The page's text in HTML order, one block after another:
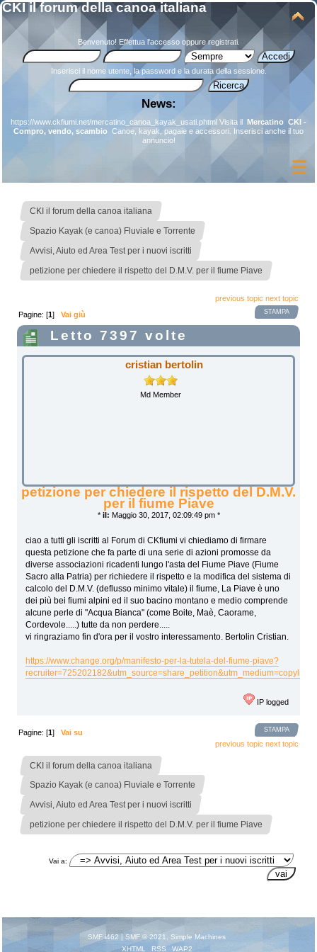
CKI il forum della canoa italiana
Benvenuto! Effettua l'accessooppureregistrati.
Inserisci il nome utente, la password e la durata della sessione.
News:
https://www.ckfiumi.net/mercatino_canoa_kayak_usati.phtml Visita il Mercatino CKI -
Compro, vendo, scambio Canoe, kayak, pagaie e accessori. Inserisci anche il tuo
annuncio!
CKI il forum della canoa italiana
Spazio Kayak (e canoa) Fluviale e Torrente
Avvisi, Aiuto ed Area Test per i nuovi iscritti
petizione per chiedere il rispetto del D.M.V. per il fiume Piave
previous topic next topic
STAMPA
Pagine: [1]Vai giù
Letto 7397 volte
cristian bertolin
Md Member
petizione per chiedere il rispetto del D.M.V.
per il fiume Piave
* il: Maggio 30, 2017, 02:09:49 pm *
ciao a tutti gli iscritti al Forum di CKfiumi vi chiediamo di firmare
questa petizione che fa parte di una serie di azioni promosse da
diverse associazioni ricadenti lungo l'asta del Fiume Piave (Fiume
Sacro alla Patria) per richiedere il rispetto e la modifica del sistema di
calcolo del D.M.V. (deflusso minimo vitale) il fiume, La Piave è uno
dei più bei fiumi alpini ed il suo bacino montano e medio comprende
alcune perle di "Acqua Bianca" (come Boite, Maè, Caorame,
Cordevole.....) tutte da non perdere.....
vi ringraziamo fin d'ora per il vostro interessamento. Bertolin Cristian.
https://www.change.org/p/manifesto-per-la-tutela-del-fiume-piave?
IP logged
STAMPA
Pagine: [1]Vai su
previous topic next topic
CKI il forum della canoa italiana
Spazio Kayak (e canoa) Fluviale e Torrente
Avvisi, Aiuto ed Area Test per i nuovi iscritti
petizione per chiedere il rispetto del D.M.V. per il fiume Piave
Vai a:
SMF i462 |SMF © 2021, Simple Machines
XHTML
RSS WAP2